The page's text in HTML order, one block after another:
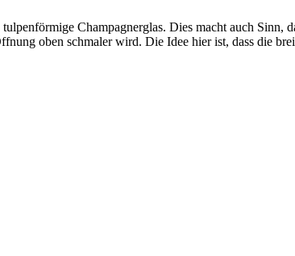
Champagnerglas. Dies macht auch Sinn,
oben schmaler wird. Die Idee hier ist, dass die